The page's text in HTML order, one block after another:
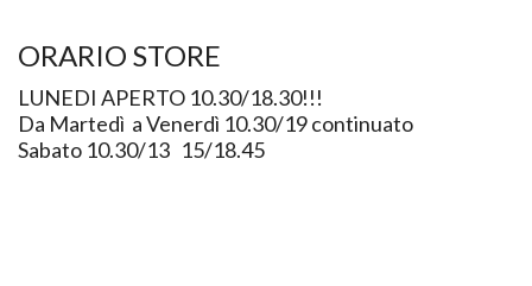
ORARIO STORE
LUNEDI APERTO 10.30/18.30!!!
Da Martedì a Venerdì 10.30/19 continuato
Sabato 10.30/13 15/18.45